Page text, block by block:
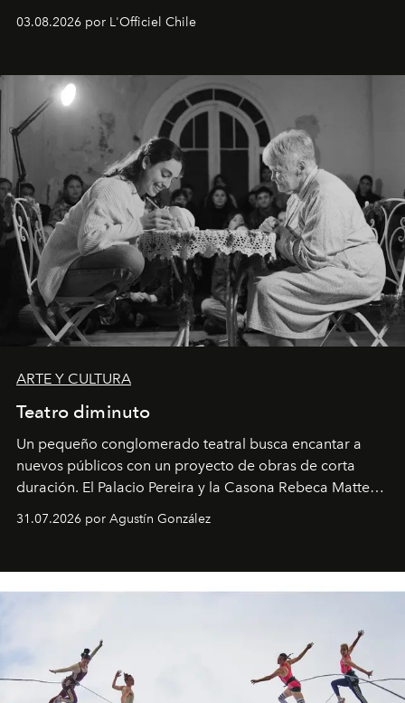
03.08.2026 por L'Officiel Chile
ARTE Y CULTURA
Teatro diminuto
Un pequeño conglomerado teatral busca encantar a
nuevos públicos con un proyecto de obras de corta
duración. El Palacio Pereira y la Casona Rebeca Matte
miniobras. Sus puestas en escena son limpias; ponen el
31.07.2026 por Agustín González